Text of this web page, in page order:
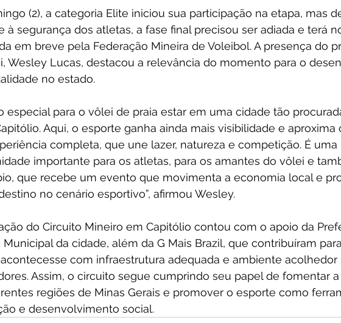
(2), a categoria Elite iniciou sua participação na etapa, mas
à segurança dos atletas, a fase final precisou ser adiada e terá
em breve pela Federação Mineira de Voleibol. A presença do
Wesley Lucas, destacou a relevância do momento para o
no estado.
especial para o vôlei de praia estar em uma cidade tão
Aqui, o esporte ganha ainda mais visibilidade e aproxima
completa, que une lazer, natureza e competição. É uma
importante para os atletas, para os amantes do vôlei e
que recebe um evento que movimenta a economia local e
no cenário esportivo”, afirmou Wesley.
do Circuito Mineiro em Capitólio contou com o apoio da
Municipal da cidade, além da G Mais Brazil, que contribuíram
com infraestrutura adequada e ambiente acolhedor
Assim, o circuito segue cumprindo seu papel de fomentar
regiões de Minas Gerais e promover o esporte como
e desenvolvimento social.